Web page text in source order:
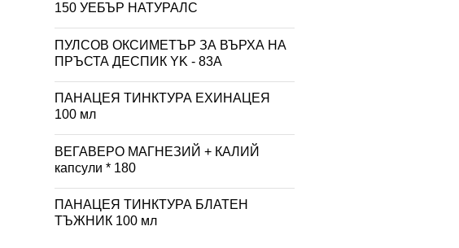
150 УЕБЪР НАТУРАЛС
ПУЛСОВ ОКСИМЕТЪР ЗА ВЪРХА НА
ПРЪСТА ДЕСПИК YK - 83A
ПАНАЦЕЯ ТИНКТУРА ЕХИНАЦЕЯ
100 мл
ВЕГАВЕРО МАГНЕЗИЙ + КАЛИЙ
капсули * 180
ПАНАЦЕЯ ТИНКТУРА БЛАТЕН
ТЪЖНИК 100 мл